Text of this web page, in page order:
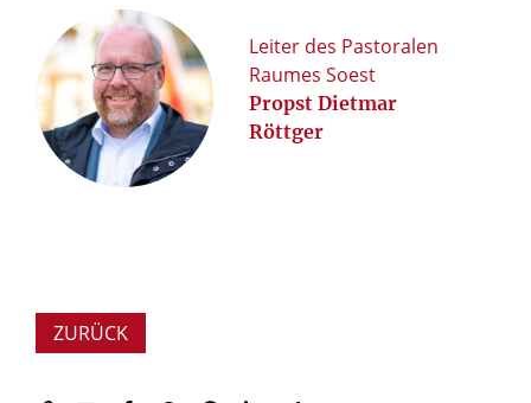
Leiter des Pastoralen
Raumes Soest
Propst Dietmar
Röttger
ZURÜCK